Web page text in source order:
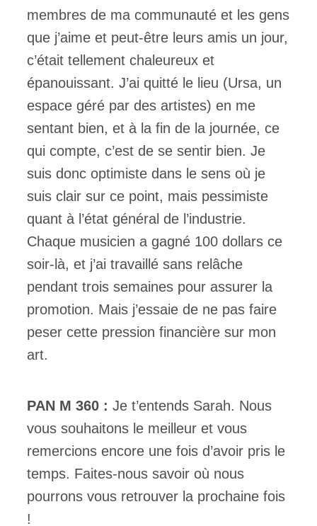
membres de ma communauté et les gens
que j’aime et peut-être leurs amis un jour,
c’était tellement chaleureux et
épanouissant. J’ai quitté le lieu (Ursa, un
espace géré par des artistes) en me
sentant bien, et à la fin de la journée, ce
qui compte, c’est de se sentir bien. Je
suis donc optimiste dans le sens où je
suis clair sur ce point, mais pessimiste
quant à l’état général de l’industrie.
Chaque musicien a gagné 100 dollars ce
soir-là, et j’ai travaillé sans relâche
pendant trois semaines pour assurer la
promotion. Mais j’essaie de ne pas faire
peser cette pression financière sur mon
art.
PAN M 360 : Je t’entends Sarah. Nous
vous souhaitons le meilleur et vous
remercions encore une fois d’avoir pris le
temps. Faites-nous savoir où nous
pourrons vous retrouver la prochaine fois
!